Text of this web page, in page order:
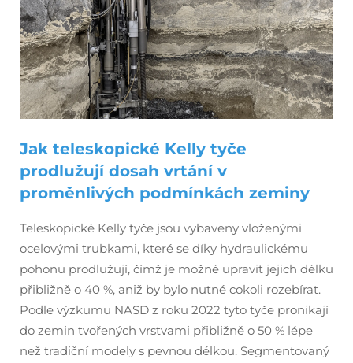
Jak teleskopické Kelly tyče
prodlužují dosah vrtání v
proměnlivých podmínkách zeminy
Teleskopické Kelly tyče jsou vybaveny vloženými
ocelovými trubkami, které se díky hydraulickému
pohonu prodlužují, čímž je možné upravit jejich délku
přibližně o 40 %, aniž by bylo nutné cokoli rozebírat.
Podle výzkumu NASD z roku 2022 tyto tyče pronikají
do zemin tvořených vrstvami přibližně o 50 % lépe
než tradiční modely s pevnou délkou. Segmentovaný